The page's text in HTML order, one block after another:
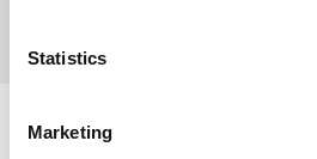
Statistics
Marketing
TV-ophæng – få